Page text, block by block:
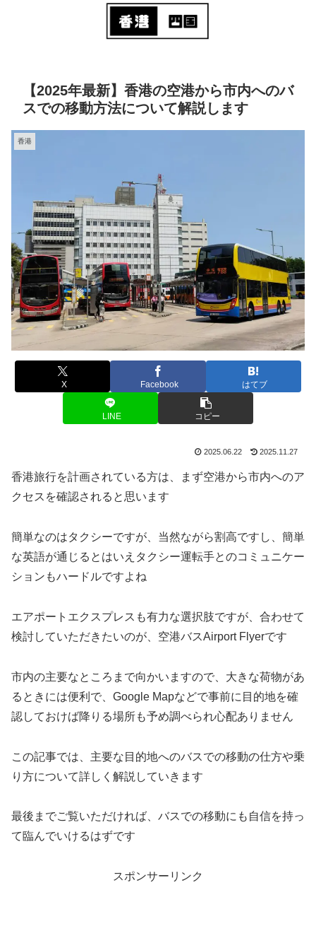
【2025年最新】香港の空港から市内へのバ
スでの移動方法について解説します
香港
X Facebook はてブ
LINE コピー
2025.06.22 2025.11.27
香港旅行を計画されている方は、まず空港から市内へのア
クセスを確認されると思います
簡単なのはタクシーですが、当然ながら割高ですし、簡単
な英語が通じるとはいえタクシー運転手とのコミュニケー
ションもハードルですよね
エアポートエクスプレスも有力な選択肢ですが、合わせて
検討していただきたいのが、空港バスAirport Flyerです
市内の主要なところまで向かいますので、大きな荷物があ
るときには便利で、Google Mapなどで事前に目的地を確
認しておけば降りる場所も予め調べられ心配ありません
この記事では、主要な目的地へのバスでの移動の仕方や乗
り方について詳しく解説していきます
最後までご覧いただければ、バスでの移動にも自信を持っ
て臨んでいけるはずです
スポンサーリンク